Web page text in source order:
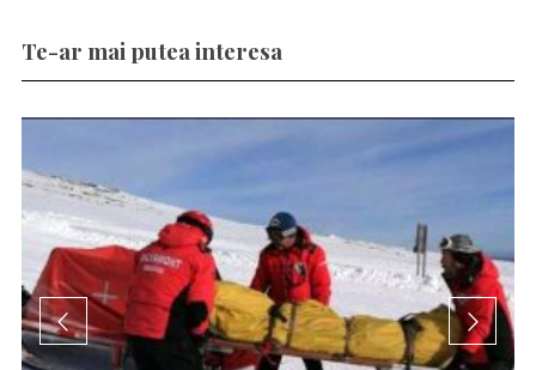
Te-ar mai putea interesa